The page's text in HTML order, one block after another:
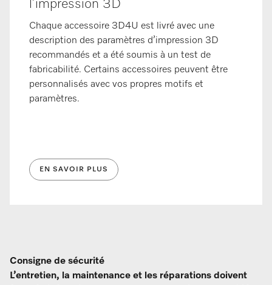
l’impression 3D
Chaque accessoire 3D4U est livré avec une
description des paramètres d’impression 3D
recommandés et a été soumis à un test de
fabricabilité. Certains accessoires peuvent être
personnalisés avec vos propres motifs et
paramètres.
EN SAVOIR PLUS
Consigne de sécurité
L’entretien, la maintenance et les réparations doivent